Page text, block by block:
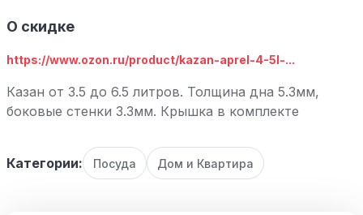
О скидке
https://www.ozon.ru/product/kazan-aprel-4-5l-...
Казан от 3.5 до 6.5 литров. Толщина дна 5.3мм,
боковые стенки 3.3мм. Крышка в комплекте
Категории: Посуда Дом и Квартира